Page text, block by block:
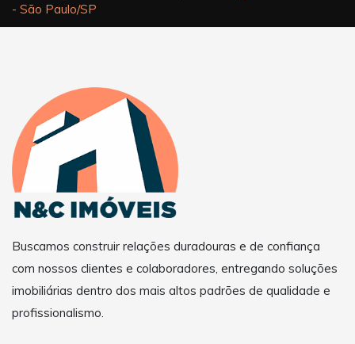
- São Paulo/SP
Buscamos construir relações duradouras e de confiança
com nossos clientes e colaboradores, entregando soluções
imobiliárias dentro dos mais altos padrões de qualidade e
profissionalismo.